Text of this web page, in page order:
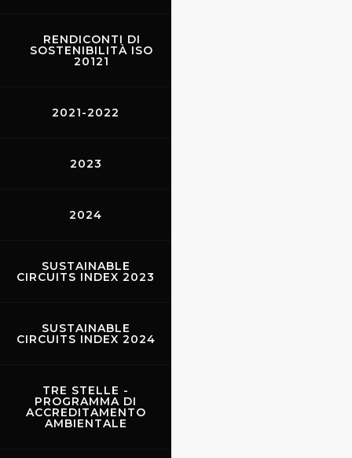
RENDICONTI DI
SOSTENIBILITÀ ISO
20121
2021-2022
2023
2024
SUSTAINABLE
CIRCUITS INDEX 2023
SUSTAINABLE
CIRCUITS INDEX 2024
TRE STELLE -
PROGRAMMA DI
ACCREDITAMENTO
AMBIENTALE
Scarperia - Palazzo dei
piazza